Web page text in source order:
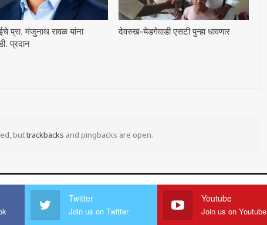
प्रा. मंजुनाथ रावळ यांना
प्रदान
देवरुख-येडगेवाडी एसटी पुन्हा धावणार
buttrackbacks and pingbacks are open.
Twitter
Join us on Twitter
Youtube
Join us on Youtube